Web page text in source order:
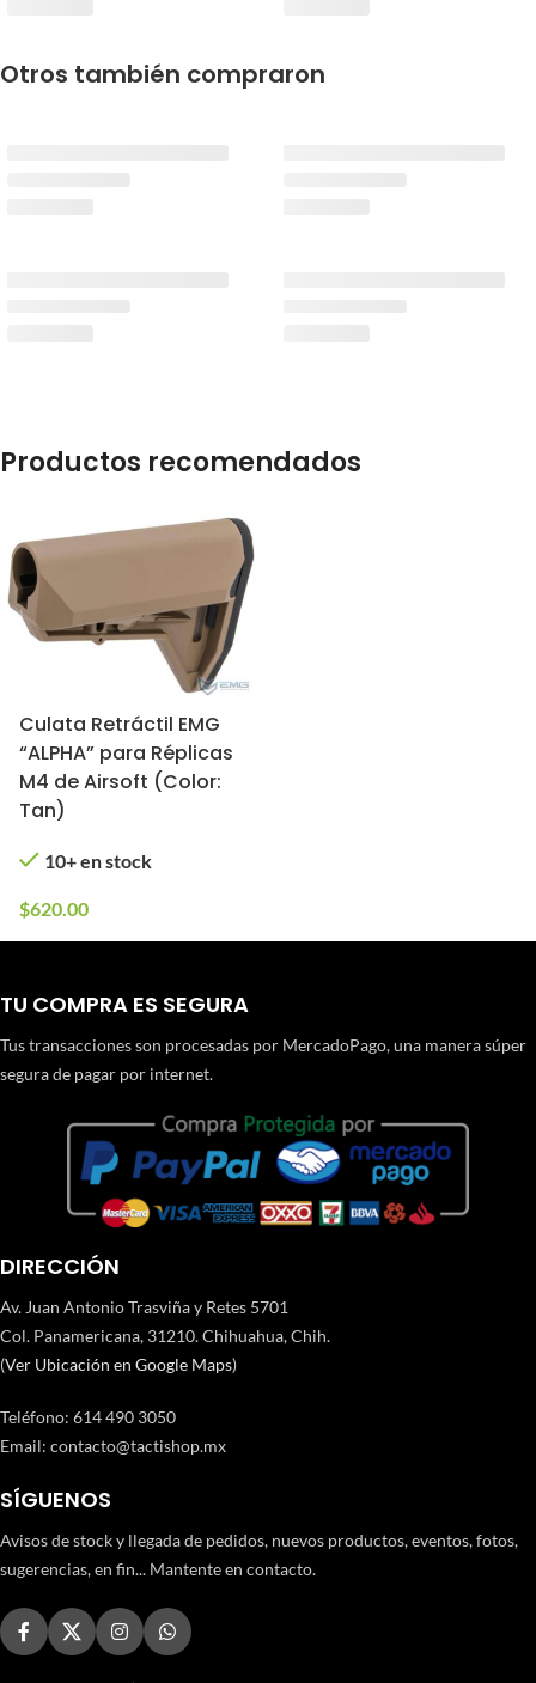
Otros también compraron
Productos recomendados
Culata Retráctil EMG
“ALPHA” para Réplicas
M4 de Airsoft (Color:
Tan)
10+ en stock
$620.00
TU COMPRA ES SEGURA
Tus transacciones son procesadas por MercadoPago, una manera súper
segura de pagar por internet.
DIRECCIÓN
Av. Juan Antonio Trasviña y Retes 5701
Col. Panamericana, 31210. Chihuahua, Chih.
(Ver Ubicación en Google Maps)
Teléfono: 614 490 3050
Email: contacto@tactishop.mx
SÍGUENOS
Avisos de stock y llegada de pedidos, nuevos productos, eventos, fotos,
sugerencias, en fin... Mantente en contacto.